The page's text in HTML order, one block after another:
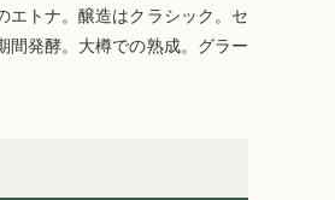
エトナ。醸造はクラシック。セ
間発酵。大樽での熟成。グラー